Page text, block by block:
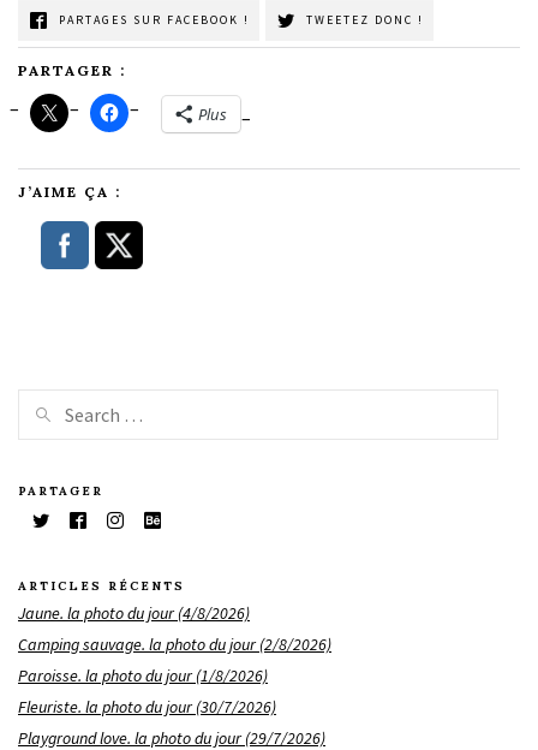
PARTAGES SUR FACEBOOK ! TWEETEZ DONC !
PARTAGER :
Plus
J’AIME ÇA :
PARTAGER
ARTICLES RÉCENTS
Jaune. la photo du jour (4/8/2026)
Camping sauvage. la photo du jour (2/8/2026)
Paroisse. la photo du jour (1/8/2026)
Fleuriste. la photo du jour (30/7/2026)
Playground love. la photo du jour (29/7/2026)